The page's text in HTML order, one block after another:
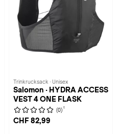
Trinkrucksack · Unisex
Salomon · HYDRA ACCESS
VEST 4 ONE FLASK
(0) 1
CHF 82,99